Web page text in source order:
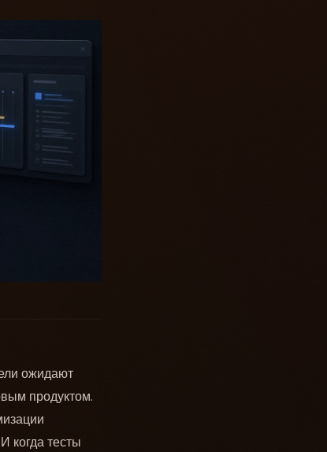
ожидают
продуктом.
когда тесты